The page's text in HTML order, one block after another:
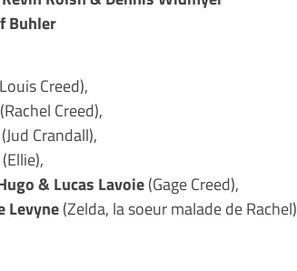
Buhler
Creed),
(Rachel Creed),
(Jud Crandall),
(Ellie),
& Lucas Lavoie(Gage Creed),
Levyne(Zelda, la soeur malade de Rachel)